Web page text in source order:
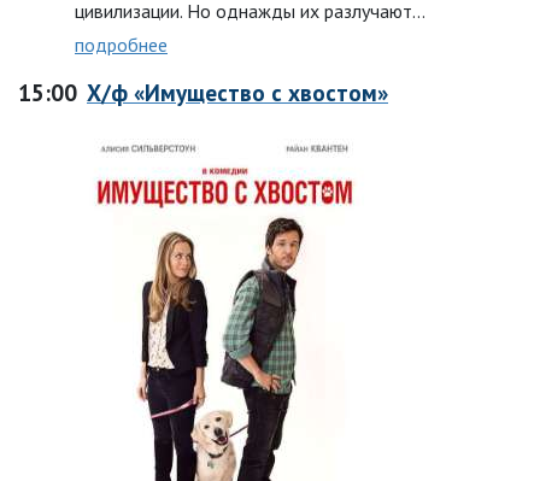
цивилизации. Но однажды их разлучают...
подробнее
15:00 Х/ф «Имущество с хвостом»